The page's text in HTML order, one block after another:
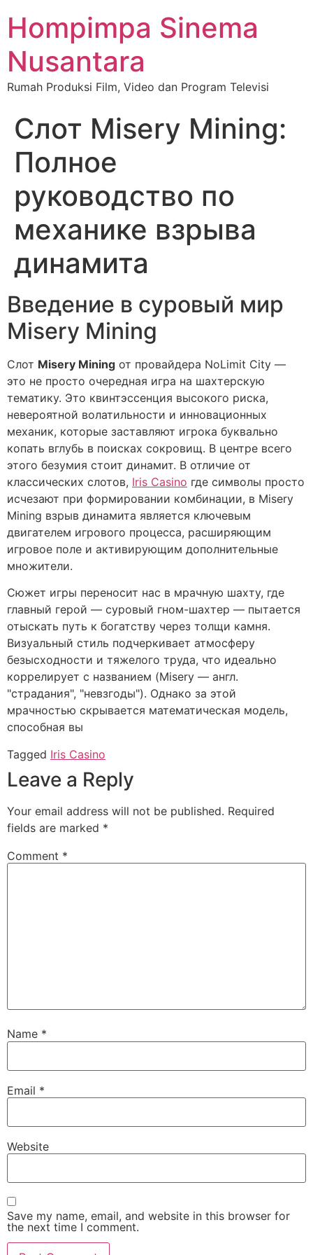
Hompimpa Sinema
Nusantara
Rumah Produksi Film, Video dan Program Televisi
Слот Misery Mining:
Полное
руководство по
механике взрыва
динамита
Введение в суровый мир
Misery Mining
Слот Misery Mining от провайдера NoLimit City —
это не просто очередная игра на шахтерскую
тематику. Это квинтэссенция высокого риска,
невероятной волатильности и инновационных
механик, которые заставляют игрока буквально
копать вглубь в поисках сокровищ. В центре всего
этого безумия стоит динамит. В отличие от
классических слотов, Iris Casino где символы просто
исчезают при формировании комбинации, в Misery
Mining взрыв динамита является ключевым
двигателем игрового процесса, расширяющим
игровое поле и активирующим дополнительные
множители.
Сюжет игры переносит нас в мрачную шахту, где
главный герой — суровый гном-шахтер — пытается
отыскать путь к богатству через толщи камня.
Визуальный стиль подчеркивает атмосферу
безысходности и тяжелого труда, что идеально
коррелирует с названием (Misery — англ.
"страдания", "невзгоды"). Однако за этой
мрачностью скрывается математическая модель,
способная вы
Tagged Iris Casino
Leave a Reply
Your email address will not be published. Required
fields are marked *
Comment *
Name *
Email *
Website
Save my name, email, and website in this browser for
the next time I comment.